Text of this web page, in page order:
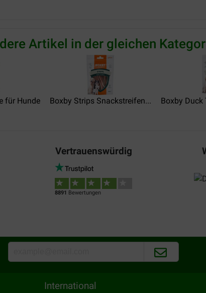
Artikel in der gleichen
für Hunde Boxby Strips Snackstreifen... Boxby Duck
Vertrauenswürdig
8891 Bewertungen
International